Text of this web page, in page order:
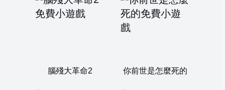
腦殘大革命2 你前世是怎麼死的